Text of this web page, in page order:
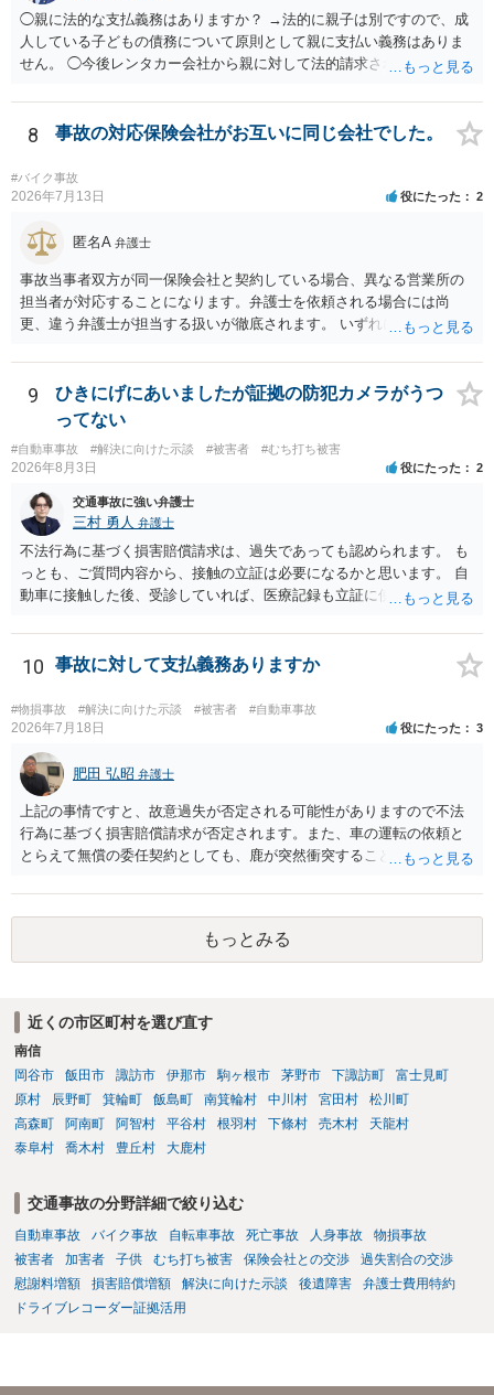
◯親に法的な支払義務はありますか？ →法的に親子は別ですので、成
人している子どもの債務について原則として親に支払い義務はありま
せん。 ◯今後レンタカー会社から親に対して法的請求される可能性は
低いでしょう。 ◯親である私は今後どう対応すべきでしょうか？ →債
権者に対してご自身は支払いを拒み、請求するのであれば本人に対し
8 事故の対応保険会社がお互いに同じ会社でした。
#バイク事故
2026年7月13日 役にたった 2
匿名A 弁護士
事故当事者双方が同一保険会社と契約している場合、異なる営業所の
担当者が対応することになります。弁護士を依頼される場合には尚
更、違う弁護士が担当する扱いが徹底されます。 いずれにしても、交
9
ひきにげにあいましたが証拠の防犯カメラがうつ
ってない
#自動車事故 #解決に向けた示談 #被害者 #むち打ち被害
2026年8月3日 役にたった 2
交通事故に強い弁護士
三村 勇人 弁護士
不法行為に基づく損害賠償請求は、過失であっても認められます。 も
っとも、ご質問内容から、接触の立証は必要になるかと思います。 自
動車に接触した後、受診していれば、医療記録も立証に使えるかと思
士にご相談ください。
10 事故に対して支払義務ありますか
#物損事故 #解決に向けた示談 #被害者 #自動車事故
2026年7月18日 役にたった 3
肥田 弘昭 弁護士
上記の事情ですと、故意過失が否定される可能性がありますので不法
行為に基づく損害賠償請求が否定されます。また、車の運転の依頼と
とらえて無償の委任契約としても、鹿が突然衝突することは予見がで
償請求も成立しない可能性があります。以上の理由から支払義務は否
定される可能性が高いです。ご参考にしてください。
もっとみる
近くの市区町村を選び直す
南信
岡谷市
飯田市 諏訪市 伊那市 駒ヶ根市 茅野市 下諏訪町
富士見町
原村
辰野町 箕輪町 飯島町 南箕輪村 中川村 宮田村
松川町
高森町
阿南町 阿智村 平谷村 根羽村 下條村 売木村
天龍村
泰阜村
喬木村 豊丘村 大鹿村
交通事故の分野詳細で絞り込む
自動車事故 バイク事故 自転車事故 死亡事故 人身事故
物損事故
被害者
加害者 子供 むち打ち被害 保険会社との交渉
過失割合の交渉
慰謝料増額
損害賠償増額 解決に向けた示談 後遺障害
弁護士費用特約
ドライブレコーダー証拠活用